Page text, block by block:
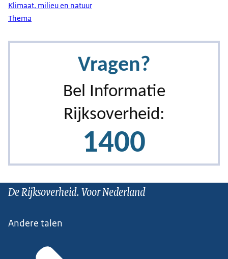
Klimaat, milieu en natuur
Thema
De Rijksoverheid. Voor Nederland
Andere talen